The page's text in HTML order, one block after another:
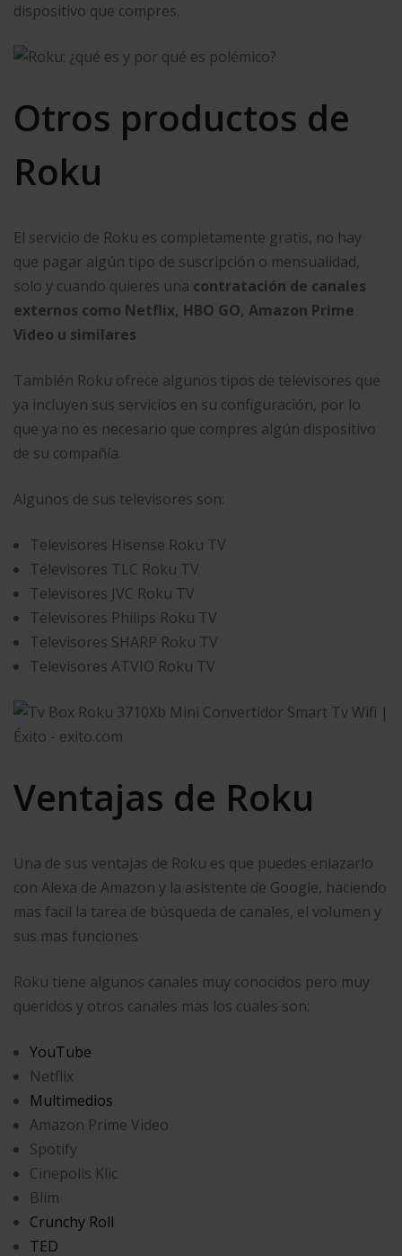
dispositivo que compres.
Otros productos de
Roku
El servicio de Roku es completamente gratis, no hay
que pagar algún tipo de suscripción o mensualidad,
solo y cuando quieres una contratación de canales
externos como Netflix, HBO GO, Amazon Prime
Video u similares
También Roku ofrece algunos tipos de televisores que
ya incluyen sus servicios en su configuración, por lo
que ya no es necesario que compres algún dispositivo
de su compañía.
Algunos de sus televisores son:
Televisores Hisense Roku TV
Televisores TLC Roku TV
Televisores JVC Roku TV
Televisores Philips Roku TV
Televisores SHARP Roku TV
Televisores ATVIO Roku TV
Ventajas de Roku
Una de sus ventajas de Roku es que puedes enlazarlo
con Alexa de Amazon y la asistente de Google, haciendo
mas facil la tarea de búsqueda de canales, el volumen y
sus mas funciones
Roku tiene algunos canales muy conocidos pero muy
queridos y otros canales mas los cuales son:
YouTube
Netflix
Multimedios
Amazon Prime Video
Spotify
Cinepolis Klic
Blim
Crunchy Roll
TED